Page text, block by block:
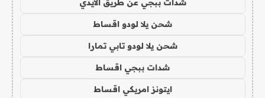
شحن يلا لودو اقساط
شحن يلا لودو تابي تمارا
شدات ببجي اقساط
ايتونز امريكي اقساط